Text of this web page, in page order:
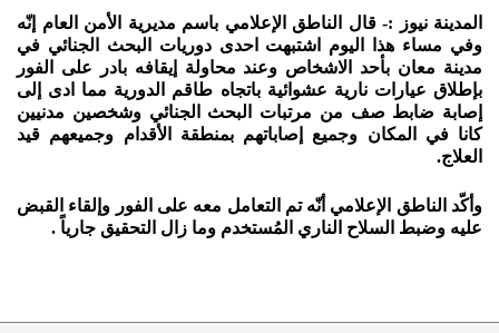
المدينة نيوز :- قال الناطق الإعلامي باسم مديرية الأمن العام إنّه
وفي مساء هذا اليوم اشتبهت احدى دوريات البحث الجنائي في
مدينة معان بأحد الاشخاص وعند محاولة إيقافه بادر على الفور
بإطلاق عيارات نارية عشوائية باتجاه طاقم الدورية مما ادى إلى
إصابة ضابط صف من مرتبات البحث الجنائي وشخصين مدنيين
كانا في المكان وجميع إصاباتهم بمنطقة الأقدام وجميعهم قيد
العلاج.
وأكّد الناطق الإعلامي أنّه تم التعامل معه على الفور وإلقاء القبض
عليه وضبط السلاح الناري المُستخدم وما زال التحقيق جارياً .